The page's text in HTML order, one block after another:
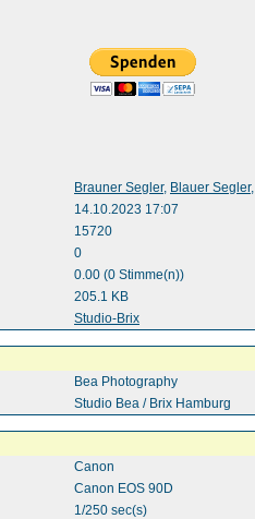
Brauner Segler, Blauer Segler,
14.10.2023 17:07
15720
0
0.00 (0 Stimme(n))
205.1 KB
Studio-Brix
Bea Photography
Studio Bea / Brix Hamburg
Canon
Canon EOS 90D
1/250 sec(s)